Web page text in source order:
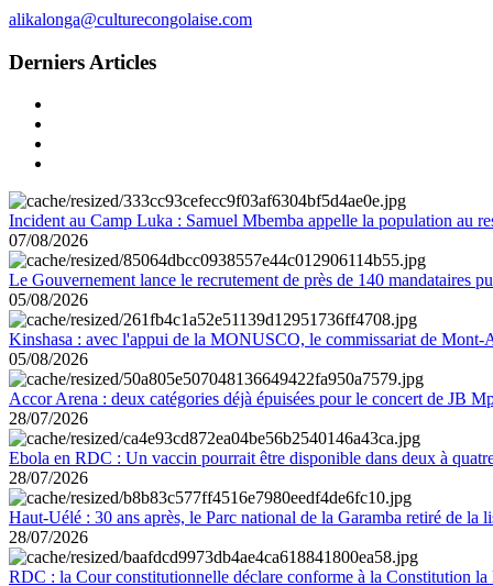
alikalonga@culturecongolaise.com
Derniers Articles
Incident au Camp Luka : Samuel Mbemba appelle la population au
07/08/2026
Le Gouvernement lance le recrutement de près de 140 mandataires
05/08/2026
Kinshasa : avec l'appui de la MONUSCO, le commissariat de Mont-
05/08/2026
Accor Arena : deux catégories déjà épuisées pour le concert de JB
28/07/2026
Ebola en RDC : Un vaccin pourrait être disponible dans deux à
28/07/2026
Haut-Uélé : 30 ans après, le Parc national de la Garamba retiré de la
28/07/2026
RDC : la Cour constitutionnelle déclare conforme à la Constitution la